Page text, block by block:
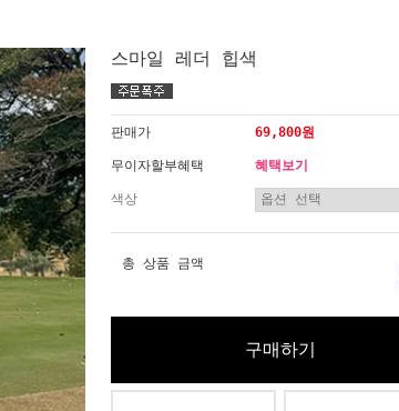
스마일 레더 힙색
판매가 69,800원
무이자할부혜택 혜택보기
색상
총 상품 금액
구매하기